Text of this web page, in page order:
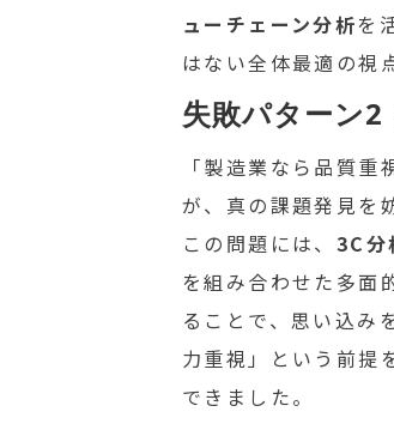
ューチェーン分析を
はない全体最適の視
失敗パターン
「製造業なら品質
が、真の課題発見を
この問題には、 3C分
を組み合わせた多面
ることで、思い込み
力重視」という前提
できました。